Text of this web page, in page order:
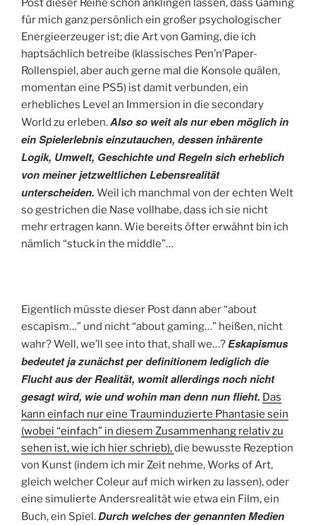
Post dieser Reihe schon anklingen lassen, dass Gaming
für mich ganz persönlich ein großer psychologischer
Energieerzeuger ist; die Art von Gaming, die ich
haptsächlich betreibe (klassisches Pen’n’Paper-
Rollenspiel, aber auch gerne mal die Konsole quälen,
momentan eine PS5) ist damit verbunden, ein
erhebliches Level an Immersion in die secondary
World zu erleben.Also so weit als nur eben möglich in
ein Spielerlebnis einzutauchen, dessen inhärente
Logik, Umwelt, Geschichte und Regeln sich erheblich
von meiner jetzweltlichen Lebensrealität
unterscheiden. Weil ich manchmal von der echten Welt
so gestrichen die Nase vollhabe, dass ich sie nicht
mehr ertragen kann. Wie bereits öfter erwähnt bin ich
nämlich “stuck in the middle”…
Eigentlich müsste dieser Post dann aber “about
escapism…” und nicht “about gaming…” heißen, nicht
wahr? Well, we’ll see into that, shall we…?Eskapismus
bedeutet ja zunächst per definitionem lediglich die
Flucht aus der Realität, womit allerdings noch nicht
gesagt wird, wie und wohin man denn nun flieht. Das
kann einfach nur eine Trauminduzierte Phantasie sein
(wobei “einfach” in diesem Zusammenhang relativ zu
sehen ist, wie ich hier schrieb),die bewusste Rezeption
von Kunst (indem ich mir Zeit nehme, Works of Art,
gleich welcher Coleur auf mich wirken zu lassen), oder
eine simulierte Andersrealität wie etwa ein Film, ein
Buch, ein Spiel.Durch welches der genannten Medien